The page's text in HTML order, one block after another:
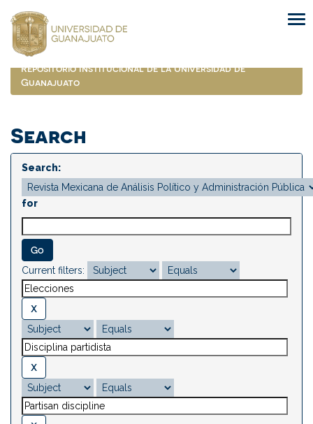
navigation
Repositorio Institucional de la Universidad de
Guanajuato
Search
Search:
for
Current filters: